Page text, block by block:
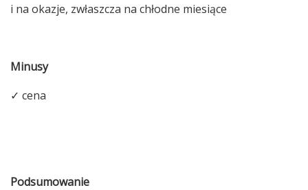
i na okazje, zwłaszcza na chłodne miesiące
Minusy
✓ cena
Podsumowanie